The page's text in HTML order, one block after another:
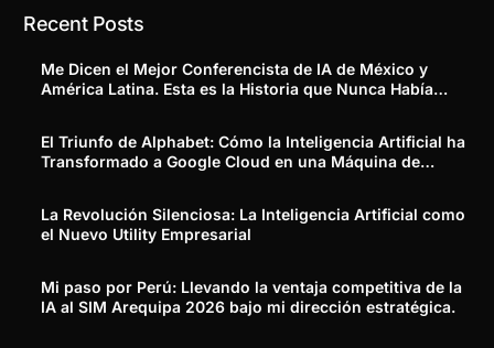
Recent Posts
Me Dicen el Mejor Conferencista de IA de México y
América Latina. Esta es la Historia que Nunca Había
El Triunfo de Alphabet: Cómo la Inteligencia Artificial ha
Transformado a Google Cloud en una Máquina de
La Revolución Silenciosa: La Inteligencia Artificial como
el Nuevo Utility Empresarial
Mi paso por Perú: Llevando la ventaja competitiva de la
IA al SIM Arequipa 2026 bajo mi dirección estratégica.